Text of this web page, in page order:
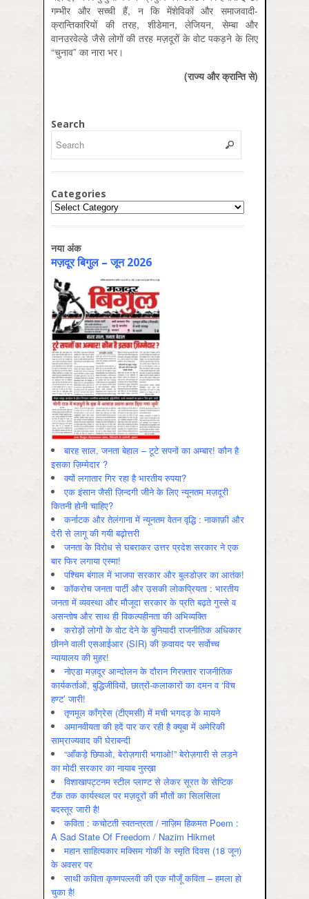
गम्भीर और सच्ची हैं, न कि मेंशेविकों और समाजवादी-
क्रान्तिकारियों की तरह, शीडेमान, लेजियन, सेम्बा और
वानउरवेल्डे जैसे लोगों की तरह मज़दूरों के वोट पकड़ने के लिए
“चुनाव” का नारा भर।
(राज्य और क्रान्ति से)
Search
Categories
Categories
नया अंक
मज़दूर बिगुल – जून 2026
बारह साल, जनता बेहाल – टूटे सपनों का अम्बार! कौन है
इसका ज़िम्मेदार ?
क्यों लगातार गिर रहा है भारतीय रुपया?
एक इंसान जैसी ज़िन्दगी जीने के लिए न्यूनतम मज़दूरी
कितनी होनी चाहिए?
कर्नाटक और तेलंगाना में न्यूनतम वेतन वृद्धि : नाकाफ़ी और
देरी से लागू की गयी बढ़ोत्तरी
जनता के विरोध से घबराकर उत्तर प्रदेश सरकार ने एक
बार फिर लगाया एस्मा!
पश्चिम बंगाल में भाजपा सरकार और बुलडोज़र का आतंक!
कॉकरोच जनता पार्टी और उसकी लोकप्रियता : भारतीय
जनता में व्‍यवस्‍था और मौजूदा सरकार के प्रति बढ़ते गुस्‍से व
असन्‍तोष और साथ ही विकल्‍पहीनता की अभिव्‍यक्ति
करोड़ों लोगों के वोट देने के बुनियादी राजनीतिक अधिकार
छीनने वाली एसआईआर (SIR) की क़वायद पर सर्वोच्च
न्यायालय की मुहर!
नोएडा मज़दूर आन्दोलन के दौरान गिरफ़्तार राजनीतिक
कार्यकर्ताओं, बुद्धिजीवियों, छात्रों-कलाकारों का दमन व ‘विच
हण्ट’ जारी!
तृणमूल काँग्रेस (टीएमसी) में मची भगदड़ के मायने
अमानवीयता की हदें पार कर रही है क्यूबा में अमेरिकी
साम्राज्यवाद की घेराबन्दी
“आँकड़े छिपाओ, बेरोज़गारी भगाओ!” बेरोज़गारी से लड़ने
का मोदी सरकार का नायाब नुस्ख़ा
विशाखापट्टनम स्टील प्लाण्ट से लेकर सूरत के सेप्टिक
टैंक तक कार्यस्थल पर मज़दूरों की मौतों का सिलसिला
बदस्तूर जारी है!
कविता : कचोटती स्वतन्त्रता / नाज़िम हिकमत Poem :
A Sad State Of Freedom / Nazim Hikmet
महान साहित्यकार मक्सिम गोर्की के स्मृति दिवस (18 जून)
के अवसर पर
साथी कविता कृष्णपल्लवी की एक मौजूँ कविता – हमला हो
चुका है!